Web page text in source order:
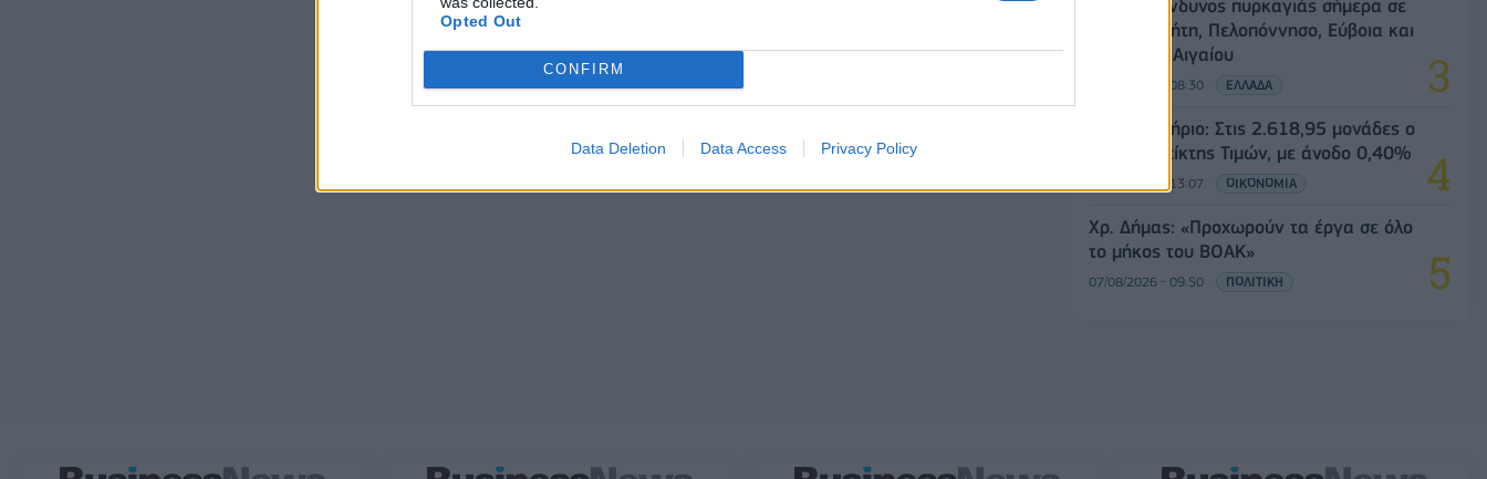
Opted Out
CONFIRM
Data Deletion Data Access Privacy Policy
Υψηλός κίνδυνος πυρκαγιάς σήμερα σε
Αττική, Κρήτη, Πελοπόννησο, Εύβοια και
νησιά του Αιγαίου
07/08/2026 - 08:30 ΕΛΛΑΔΑ
Χρηματιστήριο: Στις 2.618,95 μονάδες ο
Γενικός Δείκτης Τιμών, με άνοδο 0,40%
07/08/2026 - 13:07 ΟΙΚΟΝΟΜΙΑ
Χρ. Δήμας: «Προχωρούν τα έργα σε όλο
το μήκος του ΒΟΑΚ»
07/08/2026 - 09:50 ΠΟΛΙΤΙΚΗ